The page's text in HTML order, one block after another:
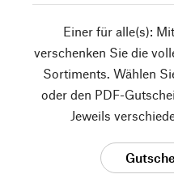
Einer für alle(s):
verschenken Sie die
Sortiments. Wählen
oder den PDF-
Jeweils